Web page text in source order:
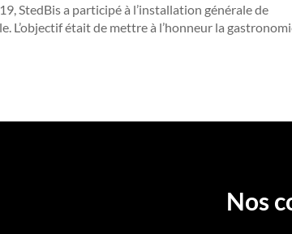
StedBis a participé à l’installation générale de
L’objectif était de mettre à l’honneur la
Nos